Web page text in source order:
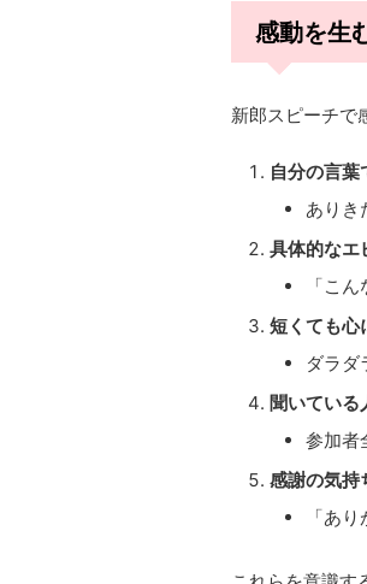
感動を生
新郎スピーチで
自分の言葉
ありき
具体的なエ
「こ
短くても心
ダラダ
聞いている
参加者
感謝の気持
「あ